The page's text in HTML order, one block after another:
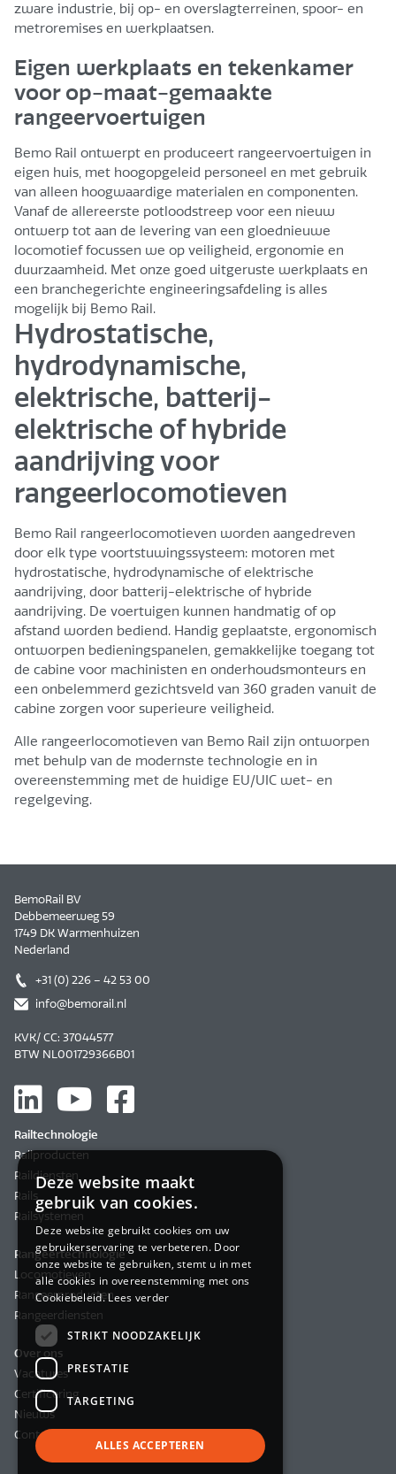
zware industrie, bij op- en overslagterreinen, spoor- en
metroremises en werkplaatsen.
Eigen werkplaats en tekenkamer
voor op-maat-gemaakte
rangeervoertuigen
Bemo Rail ontwerpt en produceert rangeervoertuigen in
eigen huis, met hoogopgeleid personeel en met gebruik
van alleen hoogwaardige materialen en componenten.
Vanaf de allereerste potloodstreep voor een nieuw
ontwerp tot aan de levering van een gloednieuwe
locomotief focussen we op veiligheid, ergonomie en
duurzaamheid. Met onze goed uitgeruste werkplaats en
een branchegerichte engineeringsafdeling is alles
mogelijk bij Bemo Rail.
Hydrostatische,
hydrodynamische,
elektrische, batterij-
elektrische of hybride
aandrijving voor
rangeerlocomotieven
Bemo Rail rangeerlocomotieven worden aangedreven
door elk type voortstuwingssysteem: motoren met
hydrostatische, hydrodynamische of elektrische
aandrijving, door batterij-elektrische of hybride
aandrijving. De voertuigen kunnen handmatig of op
afstand worden bediend. Handig geplaatste, ergonomisch
ontworpen bedieningspanelen, gemakkelijke toegang tot
de cabine voor machinisten en onderhoudsmonteurs en
een onbelemmerd gezichtsveld van 360 graden vanuit de
cabine zorgen voor superieure veiligheid.
Alle rangeerlocomotieven van Bemo Rail zijn ontworpen
met behulp van de modernste technologie en in
overeenstemming met de huidige EU/UIC wet- en
regelgeving.
BemoRail BV
Debbemeerweg 59
1749 DK Warmenhuizen
Nederland
+31 (0) 226 – 42 53 00
info@bemorail.nl
KVK/ CC: 37044577
BTW NL001729366B01
Railtechnologie
Railproducten
Raildiensten
Rails
Railsystemen
Rangeertechnologie
Locomotieven
Rangeerproducten
Rangeerdiensten
Over ons
Vacatures
Certificering
Nieuws
Contact
Deze website maakt
gebruik van cookies.
Deze website gebruikt cookies om uw
gebruikerservaring te verbeteren. Door
onze website te gebruiken, stemt u in met
alle cookies in overeenstemming met ons
Cookiebeleid.Lees verder
STRIKT NOODZAKELIJK
PRESTATIE
TARGETING
ALLES ACCEPTEREN